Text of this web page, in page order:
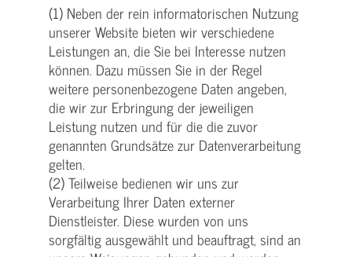
(1) Neben der rein informatorischen Nutzung
unserer Website bieten wir verschiedene
Leistungen an, die Sie bei Interesse nutzen
können. Dazu müssen Sie in der Regel
weitere personenbezogene Daten angeben,
die wir zur Erbringung der jeweiligen
Leistung nutzen und für die die zuvor
genannten Grundsätze zur Datenverarbeitung
gelten.
(2) Teilweise bedienen wir uns zur
Verarbeitung Ihrer Daten externer
Dienstleister. Diese wurden von uns
sorgfältig ausgewählt und beauftragt, sind an